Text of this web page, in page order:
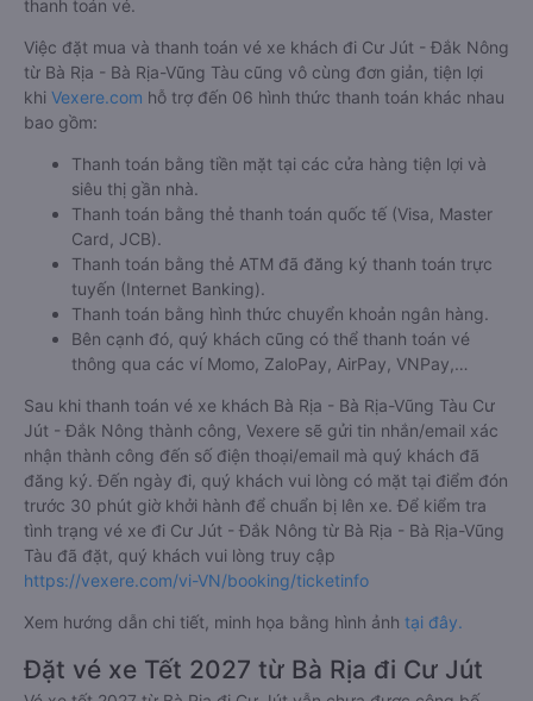
thanh toán vé.
Việc đặt mua và thanh toán vé xe khách đi Cư Jút - Đắk Nông
từ Bà Rịa - Bà Rịa-Vũng Tàu cũng vô cùng đơn giản, tiện lợi
khi Vexere.com hỗ trợ đến 06 hình thức thanh toán khác nhau
bao gồm:
Thanh toán bằng tiền mặt tại các cửa hàng tiện lợi và
siêu thị gần nhà.
Thanh toán bằng thẻ thanh toán quốc tế (Visa, Master
Card, JCB).
Thanh toán bằng thẻ ATM đã đăng ký thanh toán trực
tuyến (Internet Banking).
Thanh toán bằng hình thức chuyển khoản ngân hàng.
Bên cạnh đó, quý khách cũng có thể thanh toán vé
thông qua các ví Momo, ZaloPay, AirPay, VNPay,…
Sau khi thanh toán vé xe khách Bà Rịa - Bà Rịa-Vũng Tàu Cư
Jút - Đắk Nông thành công, Vexere sẽ gửi tin nhắn/email xác
nhận thành công đến số điện thoại/email mà quý khách đã
đăng ký. Đến ngày đi, quý khách vui lòng có mặt tại điểm đón
trước 30 phút giờ khởi hành để chuẩn bị lên xe. Để kiểm tra
tình trạng vé xe đi Cư Jút - Đắk Nông từ Bà Rịa - Bà Rịa-Vũng
Tàu đã đặt, quý khách vui lòng truy cập
https://vexere.com/vi-VN/booking/ticketinfo
Xem hướng dẫn chi tiết, minh họa bằng hình ảnh tại đây.
Đặt vé xe Tết 2027 từ Bà Rịa đi Cư Jút